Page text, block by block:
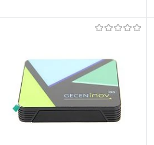
Купить в 1 клик К сравнению
В избранное В наличии